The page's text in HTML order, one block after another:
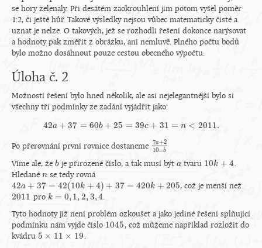
se hory zelenaly. Při desátém zaokrouhlení jim potom vyšel poměr
1:2, či ještě hůř. Takové výsledky nejsou vůbec matematicky čisté a
uznat je nelze. O takových, jež se rozhodli řešení dokonce narýsovat
a hodnoty pak změřit z obrázku, ani nemluvě. Plného počtu bodů
bylo možno dosáhnout pouze cestou obecného výpočtu.
Úloha č. 2
Možností řešení bylo hned několik, ale asi nejelegantnější bylo si
všechny tři podmínky ze zadání vyjádřit jako:
42a + 37 = 60b + 25 = 39c + 31 = n < 2011.
42a +37= 60 b+25=39c+31=n< 2011.
Po přerovnání první rovnice dostaneme 7a+2
10=b
7a+210
Víme ale, že b
bje přirozené číslo, a tak musí být a
a tvaru 10k + 4
10k+ 4
.
Hledané n
n se tedy rovná
42a + 37 = 42(10k + 4) + 37 = 420k + 205
42a+ 37 =42 (10k+4)+37 =420k+205 , což je menší než
2011
2011 pro k = 0, 1, 2,3,4
k=0, 1,2,3,4
.
Tyto hodnoty již není problém ozkoušet a jako jediné řešení splňující
podmínku nám vyjde číslo 1045
1045 , což můžeme například rozložit do
kvádru 5 × 11 × 19
5 ×11 ×19
.